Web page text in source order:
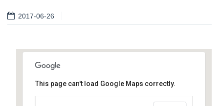
2017-06-26
Művelődési ház
This page can't load Google Maps correctly.